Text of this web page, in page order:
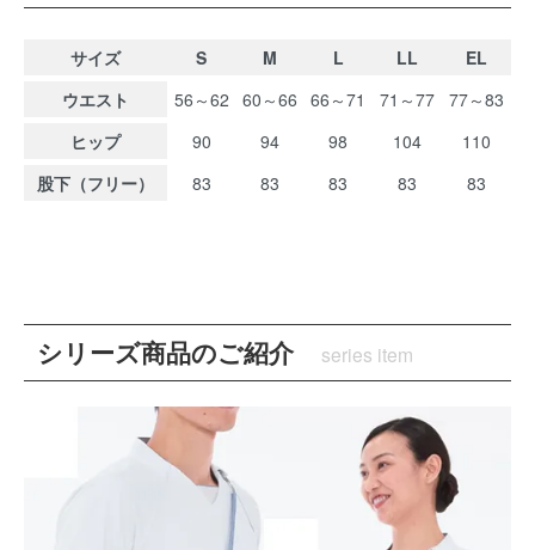
サイズ S M L LL
EL
ウエスト
56～62 60～66 66～71 71～77 77～83
ヒップ
90 94 98 104
110
股下（フリー）
83 83 83 83 83
シリーズ商品のご紹介 series item